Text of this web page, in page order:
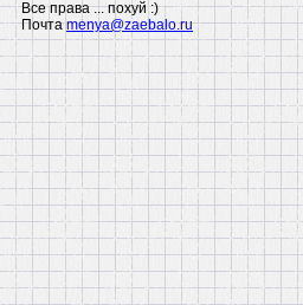
Все права ... похуй :)
Почтаmenya@zaebalo.ru